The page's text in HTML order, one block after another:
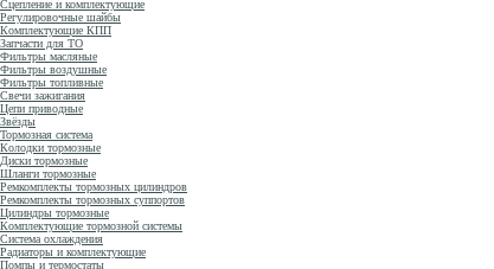
Сцепление и комплектующие
Регулировочные шайбы
Комплектующие КПП
Запчасти для ТО
Фильтры масляные
Фильтры воздушные
Фильтры топливные
Свечи зажигания
Цепи приводные
Звёзды
Тормозная система
Колодки тормозные
Диски тормозные
Шланги тормозные
Ремкомплекты тормозных цилиндров
Ремкомплекты тормозных суппортов
Цилиндры тормозные
Комплектующие тормозной системы
Система охлаждения
Радиаторы и комплектующие
Помпы и термостаты